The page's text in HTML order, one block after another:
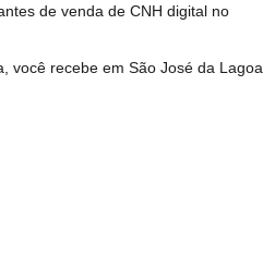
de venda de CNH digital no
você recebe em São José da Lagoa